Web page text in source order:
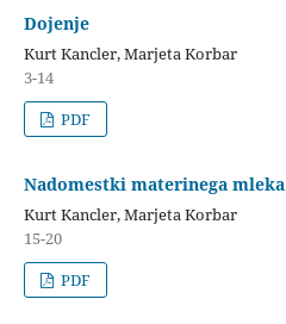
Dojenje
Kurt Kancler, Marjeta Korbar
3-14
PDF
Nadomestki materinega mleka
Kurt Kancler, Marjeta Korbar
15-20
PDF